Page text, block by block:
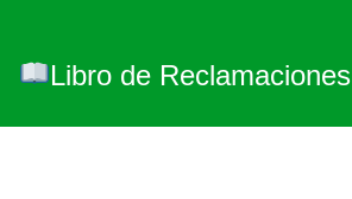
Libro de Reclamaciones